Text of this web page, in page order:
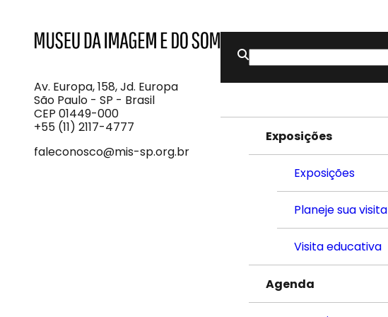
Imagem
e
do
Som
Av. Europa, 158, Jd. Europa
São Paulo - SP - Brasil
CEP 01449-000
+55 (11) 2117-4777
faleconosco@mis-sp.org.br
Buscar
por:
Exposições
Exposições
Planeje sua visita
Visita educativa
Agenda